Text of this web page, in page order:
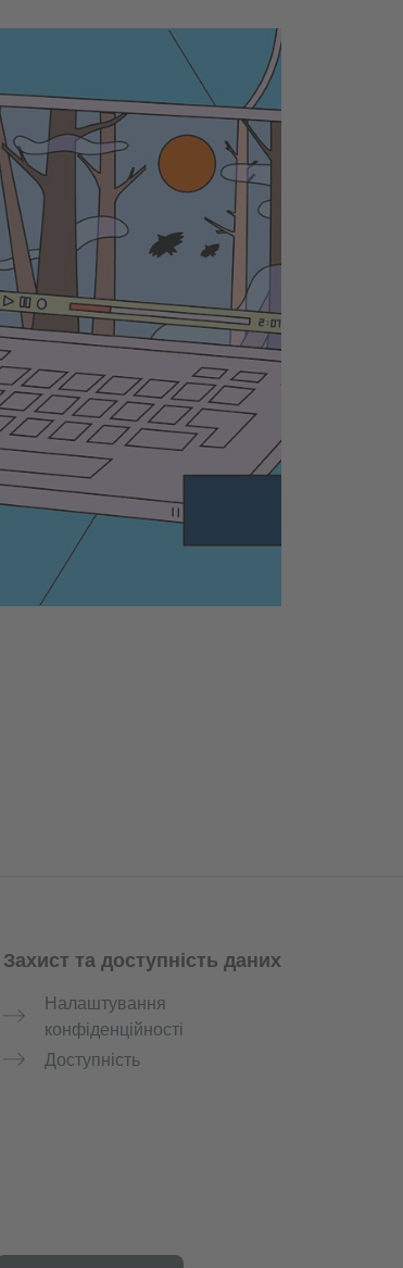
Захист та доступність даних
Налаштування
конфіденційності
Доступність